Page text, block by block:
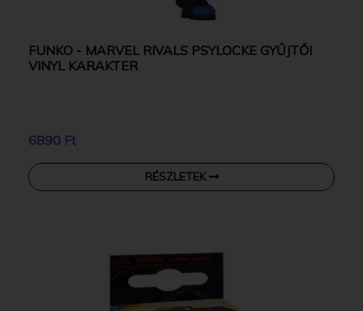
FUNKO - MARVEL RIVALS PSYLOCKE GYŰJTŐI
VINYL KARAKTER
6890 Ft
RÉSZLETEK